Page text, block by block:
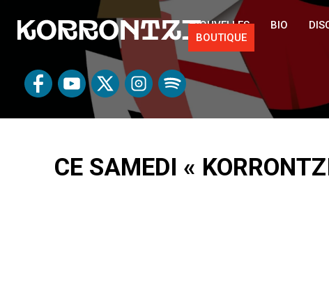
NOUVELLES BIO
BOUTIQUE
CE SAMEDI «